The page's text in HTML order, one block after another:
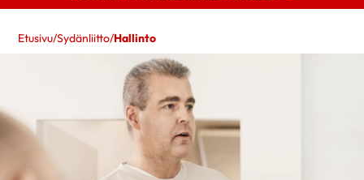
Etusivu/Sydänliitto/Hallinto